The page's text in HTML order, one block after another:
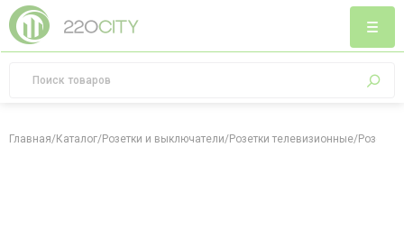
Главная/Каталог/Розетки и выключатели/Розетки телевизионные/